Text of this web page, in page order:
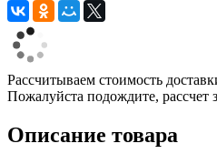
Рассчитываем стоимость
Пожалуйста подождите, рассчет
Описание товара